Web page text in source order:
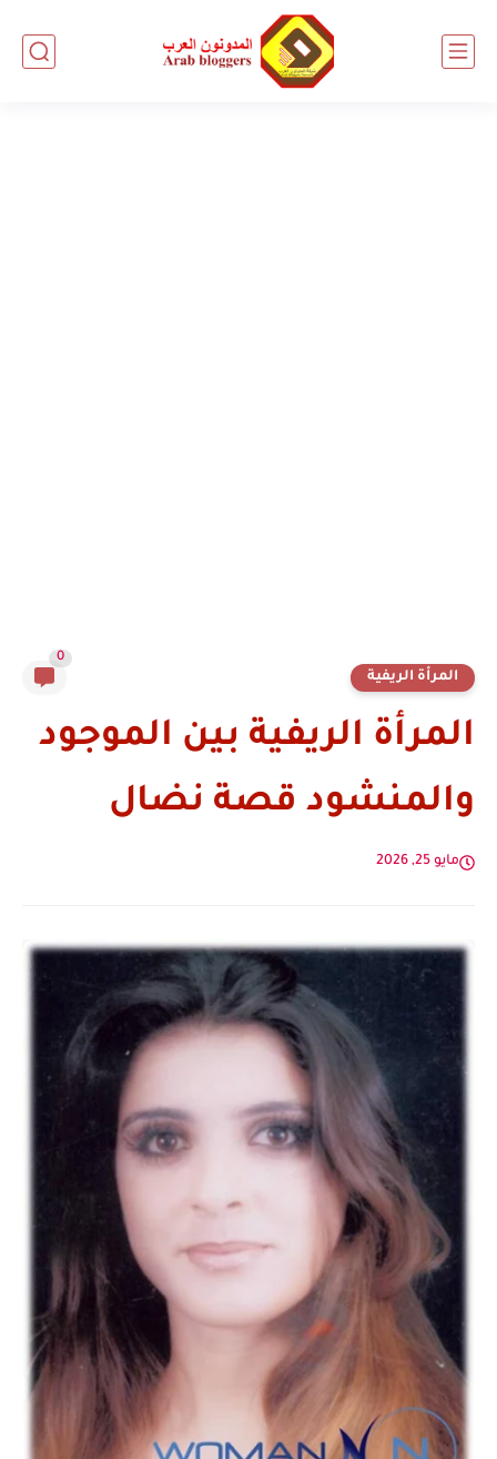
المرأة الريفية
0
المرأة الريفية بين الموجود
والمنشود قصة نضال
مايو 25, 2026